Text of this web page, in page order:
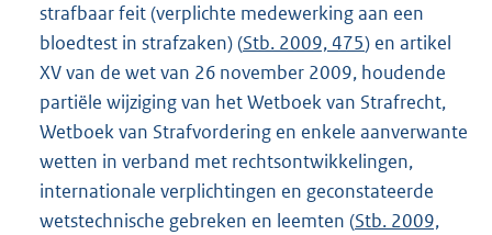
strafbaar feit (verplichte medewerking aan een
bloedtest in strafzaken) (Stb. 2009, 475) en artikel
XV van de wet van 26 november 2009, houdende
partiële wijziging van het Wetboek van Strafrecht,
Wetboek van Strafvordering en enkele aanverwante
wetten in verband met rechtsontwikkelingen,
internationale verplichtingen en geconstateerde
wetstechnische gebreken en leemten (Stb. 2009,